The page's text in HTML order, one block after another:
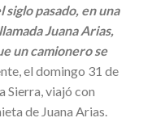
siglo pasado, en una
Juana Arias,
un camionero se
el domingo 31 de
Sierra, viajó con
de Juana Arias.